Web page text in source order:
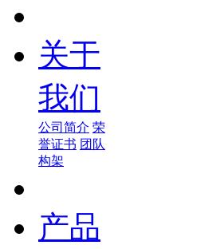
关于
我们
公司简介 荣
誉证书 团队
构架
产品